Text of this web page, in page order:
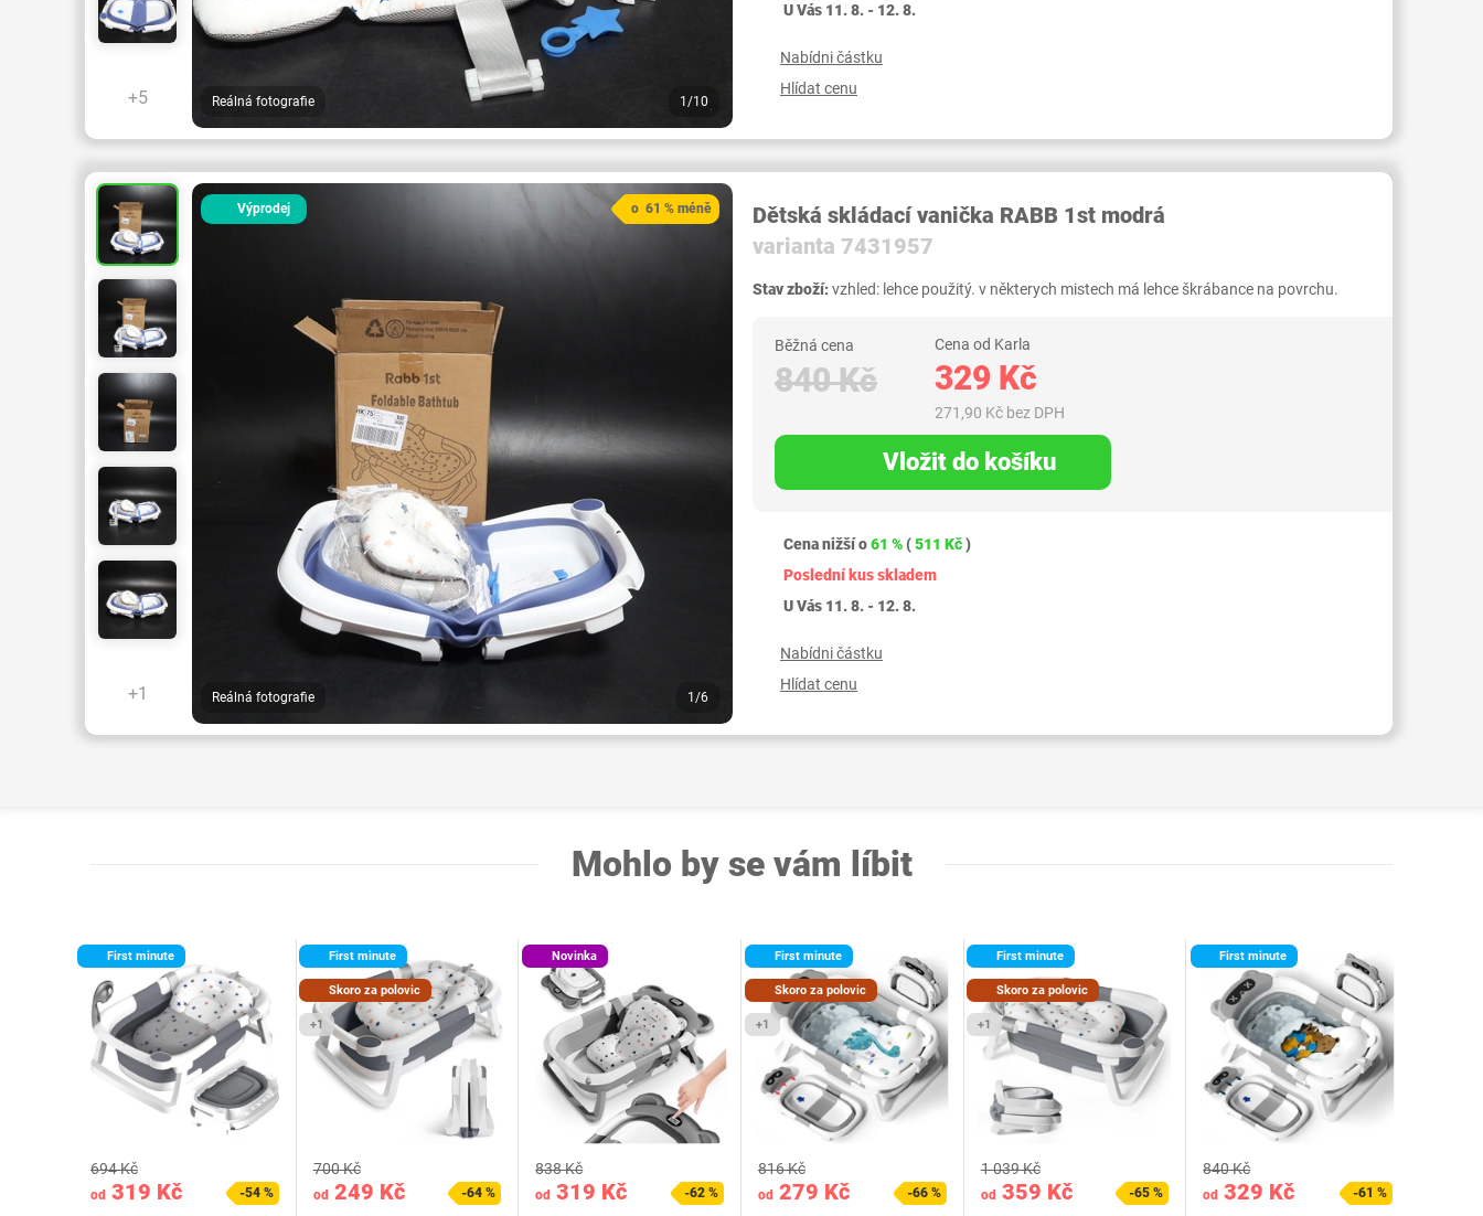
+5 Reálná fotografie 1/10
U Vás 11. 8. - 12. 8.
Nabídni částku
Hlídat cenu
+1
Výprodej
Reálná fotografie 1/6
o 61 % méně
Dětská skládací vanička RABB 1st modrá
varianta 7431957
Stav zboží:vzhled: lehce použitý. v některych mistech má lehce škrábance na povrchu.
Běžná cena
840 Kč
Cena od Karla
329 Kč
271,90 Kč bez DPH
Vložit do košíku
Cena nižší o61 % (511 Kč)
Poslední kus skladem
U Vás 11. 8. - 12. 8.
Nabídni částku
Hlídat cenu
Mohlo by se vám líbit
First minute
od 319 Kč
694 Kč
-54 %
First minute
Skoro za polovic
+1
od249 Kč
700 Kč
-64 %
Novinka
od 319 Kč
838 Kč
-62 %
First minute
Skoro za polovic
+1
od279 Kč
816 Kč
-66 %
First minute
Skoro za polovic
+1
od359 Kč
1 039 Kč
-65 %
First minute
od 329 Kč
840 Kč
-61 %